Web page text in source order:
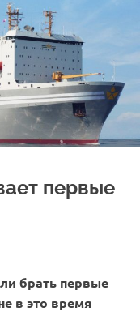
первые
брать первые
в это время